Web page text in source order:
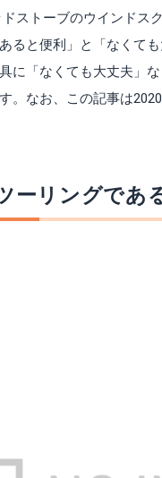
ストーブのウインドス
ると便利」と「なくて
に「なくても大丈夫」
。なお、この記事は
ーリングであ